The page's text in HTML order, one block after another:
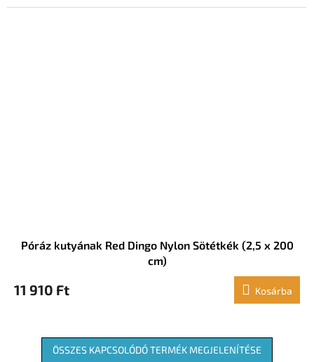
Póráz kutyának Red Dingo Nylon Sötétkék (2,5 x 200
cm)
11 910 Ft Kosárba
ÖSSZES KAPCSOLÓDÓ TERMÉK MEGJELENÍTÉSE